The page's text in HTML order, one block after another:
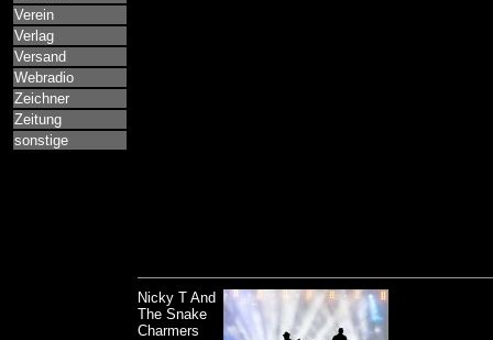
Verein
Verlag
Versand
Webradio
Zeichner
Zeitung
sonstige
Nicky T And
The Snake
Charmers